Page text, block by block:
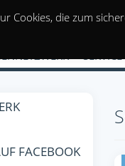
SERVICE
FACEBOOK
Cookies, die zum